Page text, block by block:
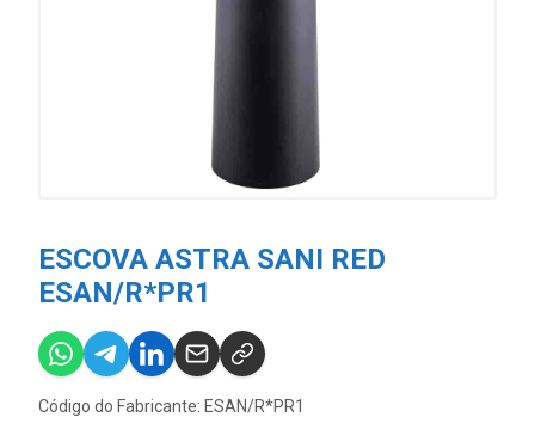
ESCOVA ASTRA SANI RED
ESAN/R*PR1
Código do Fabricante: ESAN/R*PR1